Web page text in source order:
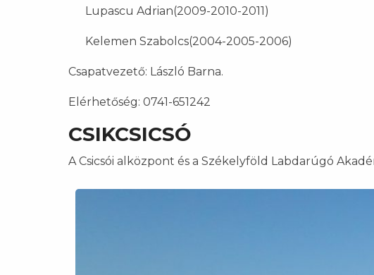
Lupascu Adrian(2009-2010-2011)
Kelemen Szabolcs(2004-2005-2006)
Csapatvezető: László Barna.
Elérhetőség: 0741-651242
CSIKCSICSÓ
A Csicsói alközpont és a Székelyföld Labdarúgó